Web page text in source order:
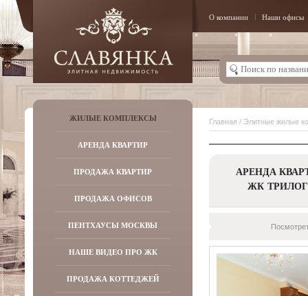
О компании Наши офисы
ЖИЛЫЕ КОМПЛЕКСЫ
АРЕНДА КВАРТИР
ПРОДАЖА КВАРТИР
ПРОДАЖА ОФИСОВ
ПЕНТХАУСЫ МОСКВЫ
НАШЕ ВИДЕО ПРО ЖК
ПРОДАЖА КОТТЕДЖЕЙ
Главная / Элитные жилые
АРЕНДА
ЖК